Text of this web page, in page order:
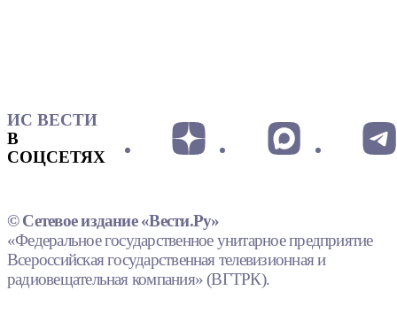
ИС ВЕСТИ
В
СОЦСЕТЯХ
© Сетевое издание «Вести.Ру»
«Федеральное государственное унитарное предприятие
Всероссийская государственная телевизионная и
радиовещательная компания» (ВГТРК).